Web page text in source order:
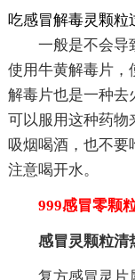
吃感冒解毒灵颗粒
一般是不会导
使用牛黄解毒片，
解毒片也是一种去
可以服用这种药物
吸烟喝酒，也不要
注意喝开水。
999感冒零颗粒
感冒灵颗粒清
复方感冒灵片